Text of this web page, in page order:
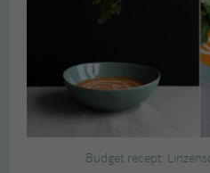
Budget recept: